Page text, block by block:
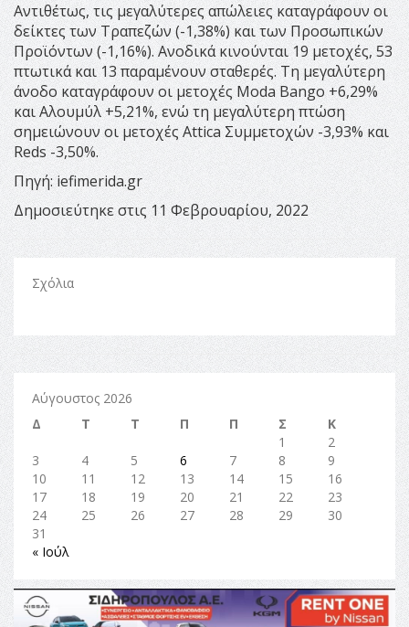
Αντιθέτως, τις μεγαλύτερες απώλειες καταγράφουν οι
δείκτες των Τραπεζών (-1,38%) και των Προσωπικών
Προϊόντων (-1,16%). Ανοδικά κινούνται 19 μετοχές, 53
πτωτικά και 13 παραμένουν σταθερές. Τη μεγαλύτερη
άνοδο καταγράφουν οι μετοχές Moda Bango +6,29%
και Αλουμύλ +5,21%, ενώ τη μεγαλύτερη πτώση
σημειώνουν οι μετοχές Attica Συμμετοχών -3,93% και
Reds -3,50%.
Πηγή: iefimerida.gr
Δημοσιεύτηκε στις 11 Φεβρουαρίου, 2022
Σχόλια
Αύγουστος 2026
Δ
Τ Τ Π Π Σ
Κ
1
2
3
4 5 6 7 8
9
10
11 12 13 14 15
16
17
18 19 20 21 22
23
24
25 26 27 28 29
30
31
« Ιούλ